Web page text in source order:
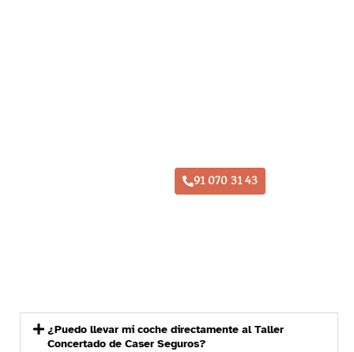
91 070 31 43
¿Puedo llevar mi coche directamente al Taller
Concertado de Caser Seguros?